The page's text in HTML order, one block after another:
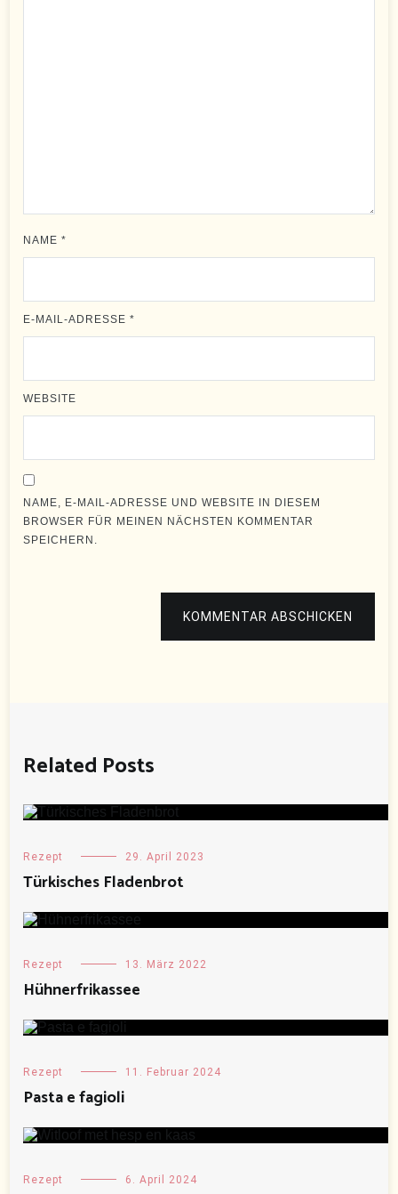
NAME*
E-MAIL-ADRESSE*
WEBSITE
NAME, E-MAIL-ADRESSE UND WEBSITE IN DIESEM
BROWSER FÜR MEINEN NÄCHSTEN KOMMENTAR
SPEICHERN.
KOMMENTAR ABSCHICKEN
Related Posts
Rezept 29. April 2023
Türkisches Fladenbrot
Rezept 13. März 2022
Hühnerfrikassee
Rezept 11. Februar 2024
Pasta e fagioli
Rezept 6. April 2024